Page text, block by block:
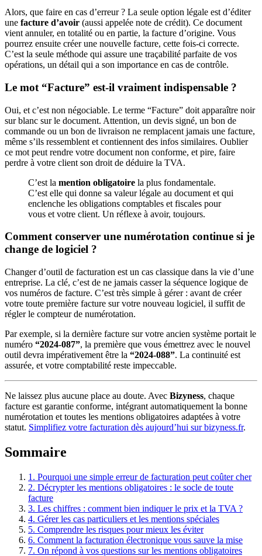
Alors, que faire en cas d’erreur ? La seule option légale est d’éditer
une facture d’avoir (aussi appelée note de crédit). Ce document
vient annuler, en totalité ou en partie, la facture d’origine. Vous
pourrez ensuite créer une nouvelle facture, cette fois-ci correcte.
C’est la seule méthode qui assure une traçabilité parfaite de vos
opérations, un détail qui a son importance en cas de contrôle.
Le mot “Facture” est-il vraiment indispensable ?
Oui, et c’est non négociable. Le terme “Facture” doit apparaître noir
sur blanc sur le document. Attention, un devis signé, un bon de
commande ou un bon de livraison ne remplacent jamais une facture,
même s’ils ressemblent et contiennent des infos similaires. Oublier
ce mot peut rendre votre document non conforme, et pire, faire
perdre à votre client son droit de déduire la TVA.
C’est la mention obligatoire la plus fondamentale.
C’est elle qui donne sa valeur légale au document et qui
enclenche les obligations comptables et fiscales pour
vous et votre client. Un réflexe à avoir, toujours.
Comment conserver une numérotation continue si je
change de logiciel ?
Changer d’outil de facturation est un cas classique dans la vie d’une
entreprise. La clé, c’est de ne jamais casser la séquence logique de
vos numéros de facture. C’est très simple à gérer : avant de créer
votre toute première facture sur votre nouveau logiciel, il suffit de
régler le compteur de numérotation.
Par exemple, si la dernière facture sur votre ancien système portait le
numéro “2024-087”, la première que vous émettrez avec le nouvel
outil devra impérativement être la “2024-088”. La continuité est
assurée, et votre comptabilité reste impeccable.
Ne laissez plus aucune place au doute. Avec Bizyness, chaque
facture est garantie conforme, intégrant automatiquement la bonne
numérotation et toutes les mentions obligatoires adaptées à votre
statut. Simplifiez votre facturation dès aujourd’hui sur bizyness.fr.
Sommaire
1. Pourquoi une simple erreur de facturation peut coûter cher
2. Décrypter les mentions obligatoires : le socle de toute
facture
3. Les chiffres : comment bien indiquer le prix et la TVA ?
4. Gérer les cas particuliers et les mentions spéciales
5. Comprendre les risques pour mieux les éviter
6. Comment la facturation électronique vous sauve la mise
7. On répond à vos questions sur les mentions obligatoires